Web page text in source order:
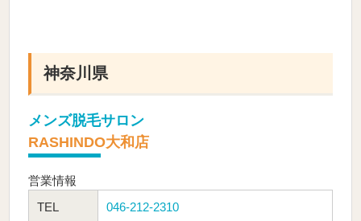
神奈川県
メンズ脱毛サロン
RASHINDO大和店
営業情報
TEL
046-212-2310